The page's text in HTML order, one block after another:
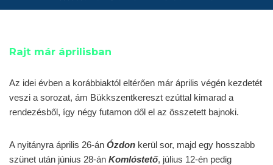
Rajt már áprilisban
Az idei évben a korábbiaktól eltérően már április végén kezdetét
veszi a sorozat, ám Bükkszentkereszt ezúttal kimarad a
rendezésből, így négy futamon dől el az összetett bajnoki.
A nyitányra április 26-án Ózdon kerül sor, majd egy hosszabb
szünet után június 28-án Komlóstető, július 12-én pedig